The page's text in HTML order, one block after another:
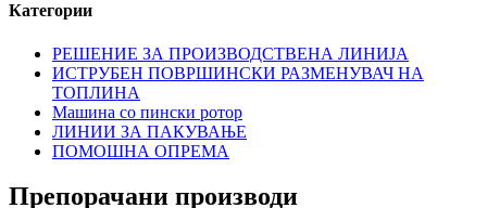
Категории
РЕШЕНИЕ ЗА ПРОИЗВОДСТВЕНА ЛИНИЈА
ИСТРУБЕН ПОВРШИНСКИ РАЗМЕНУВАЧ НА
ТОПЛИНА
Машина со пински ротор
ЛИНИИ ЗА ПАКУВАЊЕ
ПОМОШНА ОПРЕМА
Препорачани производи